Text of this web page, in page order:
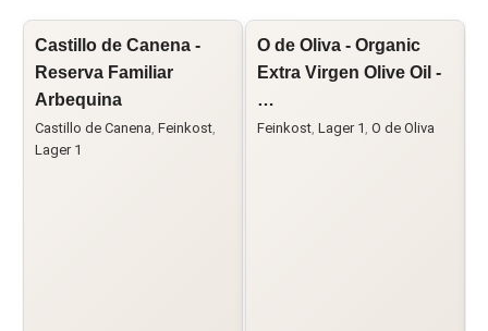
Castillo de Canena -
Reserva Familiar
Arbequina
Castillo de Canena, Feinkost,
Lager 1
O de Oliva - Organic
Extra Virgen Olive Oil -
…
Feinkost, Lager 1 , O de Oliva